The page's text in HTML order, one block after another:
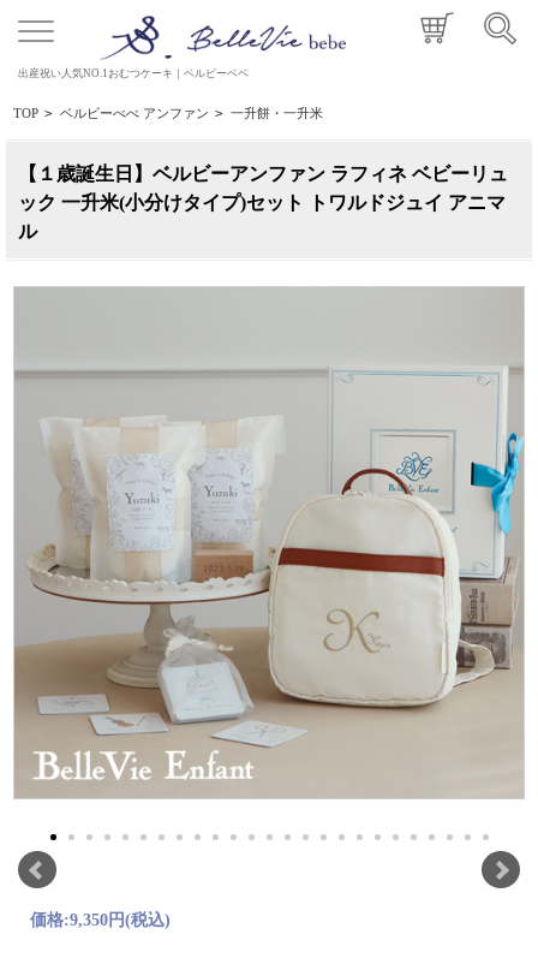
出産祝い人気NO.1おむつケーキ｜ベルビーベベ
TOP > ベルビーべべ アンファン > 一升餅・一升米
【１歳誕生日】ベルビーアンファン ラフィネ ベビーリュ
ック 一升米(小分けタイプ)セット トワルドジュイ アニマ
ル
価格:9,350円(税込)